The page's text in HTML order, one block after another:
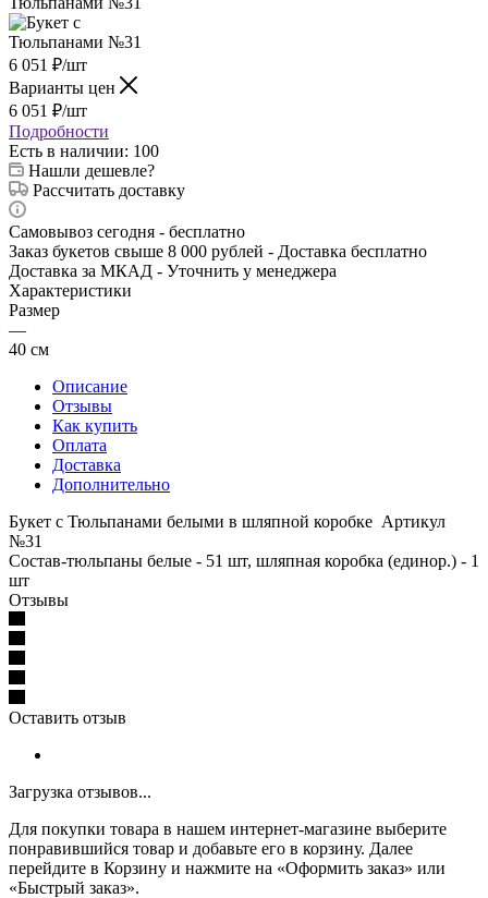
6 051 ₽/шт
Варианты цен
6 051 ₽/шт
Подробности
Есть в наличии: 100
Нашли дешевле?
Рассчитать доставку
Самовывоз сегодня - бесплатно
Заказ букетов свыше 8 000 рублей - Доставка бесплатно
Доставка за МКАД - Уточнить у менеджера
Характеристики
Размер
—
40 см
Описание
Отзывы
Как купить
Оплата
Доставка
Дополнительно
Букет с Тюльпанами белыми в шляпной коробке Артикул
№31
Состав-тюльпаны белые - 51 шт, шляпная коробка (единор.) - 1
шт
Отзывы
Оставить отзыв
Загрузка отзывов...
Для покупки товара в нашем интернет-магазине выберите
понравившийся товар и добавьте его в корзину. Далее
перейдите в Корзину и нажмите на «Оформить заказ» или
«Быстрый заказ».